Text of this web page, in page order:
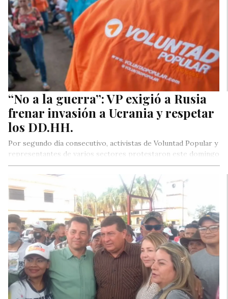
“No a la guerra”: VP exigió a Rusia
frenar invasión a Ucrania y respetar
los DD.HH.
Por segundo día consecutivo, activistas de Voluntad Popular y
representantes de varios sectores protestaron este domingo
en la sede de…